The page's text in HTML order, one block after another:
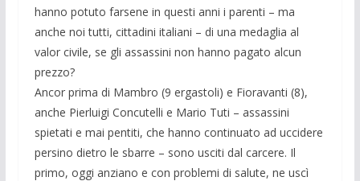
hanno potuto farsene in questi anni i parenti – ma
anche noi tutti, cittadini italiani – di una medaglia al
valor civile, se gli assassini non hanno pagato alcun
prezzo?
Ancor prima di Mambro (9 ergastoli) e Fioravanti (8),
anche Pierluigi Concutelli e Mario Tuti – assassini
spietati e mai pentiti, che hanno continuato ad uccidere
persino dietro le sbarre – sono usciti dal carcere. Il
primo, oggi anziano e con problemi di salute, ne uscì